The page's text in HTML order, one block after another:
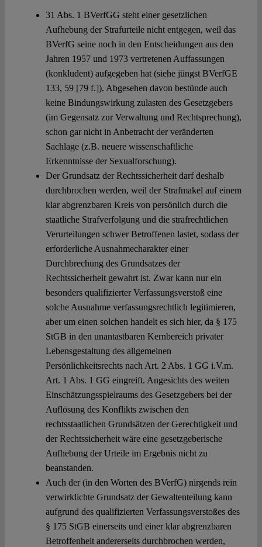
31 Abs. 1 BVerfGG steht einer gesetzlichen
Aufhebung der Strafurteile nicht entgegen, weil das
BVerfG seine noch in den Entscheidungen aus den
Jahren 1957 und 1973 vertretenen Auffassungen
(konkludent) aufgegeben hat (siehe jüngst BVerfGE
133, 59 [79 f.]). Abgesehen davon bestünde auch
keine Bindungswirkung zulasten des Gesetzgebers
(im Gegensatz zur Verwaltung und Rechtsprechung),
schon gar nicht in Anbetracht der veränderten
Sachlage (z.B. neuere wissenschaftliche
Erkenntnisse der Sexualforschung).
Der Grundsatz der Rechtssicherheit darf deshalb
durchbrochen werden, weil der Strafmakel auf einem
klar abgrenzbaren Kreis von persönlich durch die
staatliche Strafverfolgung und die strafrechtlichen
Verurteilungen schwer Betroffenen lastet, sodass der
erforderliche Ausnahmecharakter einer
Durchbrechung des Grundsatzes der
Rechtssicherheit gewahrt ist. Zwar kann nur ein
besonders qualifizierter Verfassungsverstoß eine
solche Ausnahme verfassungsrechtlich legitimieren,
aber um einen solchen handelt es sich hier, da § 175
StGB in den unantastbaren Kernbereich privater
Lebensgestaltung des allgemeinen
Persönlichkeitsrechts nach Art. 2 Abs. 1 GG i.V.m.
Art. 1 Abs. 1 GG eingreift. Angesichts des weiten
Einschätzungsspielraums des Gesetzgebers bei der
Auflösung des Konflikts zwischen den
rechtsstaatlichen Grundsätzen der Gerechtigkeit und
der Rechtssicherheit wäre eine gesetzgeberische
Aufhebung der Urteile im Ergebnis nicht zu
beanstanden.
Auch der (in den Worten des BVerfG) nirgends rein
verwirklichte Grundsatz der Gewaltenteilung kann
aufgrund des qualifizierten Verfassungsverstoßes des
§ 175 StGB einerseits und einer klar abgrenzbaren
Betroffenheit andererseits durchbrochen werden,